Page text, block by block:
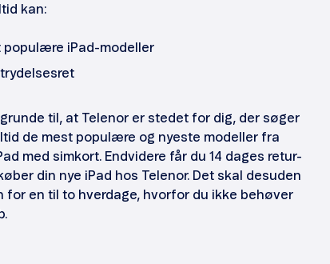
kan:
populære iPad-modeller
til, at Telenor er stedet for dig, der søger
de mest populære og nyeste modeller fra
med simkort. Endvidere får du 14 dages retur-
din nye iPad hos Telenor. Det skal desuden
for en til to hverdage, hvorfor du ikke behøver